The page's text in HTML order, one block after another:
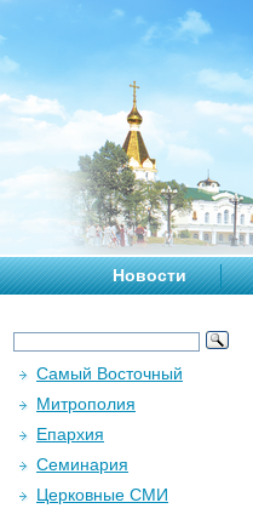
Новости
Самый Восточный
Митрополия
Епархия
Семинария
Церковные СМИ